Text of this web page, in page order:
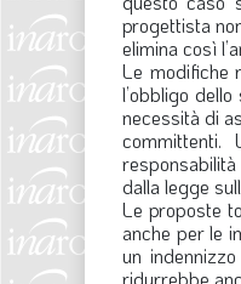
progettista
elimina così
Le modifiche
l’obbligo
necessità di
committenti.
dalla legge
Le proposte
anche per le
un
ridurrebbe